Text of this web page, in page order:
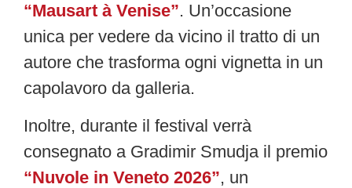
“Mausart à Venise”. Un’occasione
unica per vedere da vicino il tratto di un
autore che trasforma ogni vignetta in un
capolavoro da galleria.
Inoltre, durante il festival verrà
consegnato a Gradimir Smudja il premio
“Nuvole in Veneto 2026”, un